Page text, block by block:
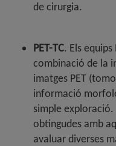
de cirurgia.
PET-TC. Els
combinació de la
imatges PET
informació
simple exploració.
obtingudes amb
avaluar diverses